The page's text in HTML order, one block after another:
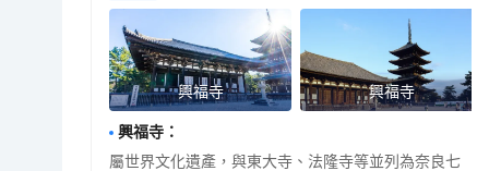
興福寺 興福寺
興福寺 ：
屬世界文化遺產，與東大寺、法隆寺等並列為奈良七